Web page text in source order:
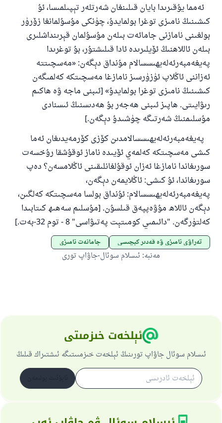
ئەمما يۇقىرىدا بايان قىلىنغان شەرتلەر تېپىلمىسا، ئۇ
كىشىنىڭ نامىزى توغرا بولمايدۇ، چۈنكى مۇسۇلمانغا زۆرۈر
بولغىنى نامازنى جامائەت بىلەن مۇسۇلمان قېرىنداشلىرى
بىلەن ئاللاھنىڭ ئۆيلىرىدە ئادا قىلىشتۇر، بۇ توغرىدا
پەيغەمبەرئەلەيھىسسالام مۇنداق دېگەن: «مەسچىتتە
ئەزاننى ئاڭلاپ ئۈزۈرسىز نامازغا مەسچىتكە كەلمىگەن
كىشىنىڭ نامىزى توغرا بولمايدۇ» [ئىبنى ماجە ۋە ھاكىم
رىۋايىتى. ھاپىز ئىبنى ھەجەر بۇ ھەدىسنىڭ ئىسنادى
مۇسلىمنىڭ شەرتىگە چۈشىدۇ دېگەن.]
پەيغەمبەرئەلەيھىسسالامدىن كۆزى كۆرمەيدىغان ئەما
كىشى مەسچىتكە كەلمەي ئۆيىدە ناماز ئوقۇشقا رۇخسەت
سورىغاندا نامازغا ئەزان ئوقۇلغانلىقىنى ئاڭلامسەن؟ دەپ
سورىغاندا، ئۇ كىشى: ئاڭلايمەن دېگەن،
پەيغەمبەرئەلەيھىسسالام: ئۇنداق بولسا مەسچىتكە كەلگىن،
دېگەن ئاللاھ مۇۋەپپەق قىلسۇن. [مۇسلىم سەھىھ كىتابىدا
كەلتۈرگەن. "دائىمىي كومىتېت پەتىۋاسى"8
-توم بەت.
]
تەراۋى نامىزى ۋە قەدىر كېچىسى جامائەت نامىزى
مەنبە: ئىسلام سوئال-جاۋاپ تورى
ئېلخەت خىزمىتى
ئىسلام سوئال جاۋاپ تورىنىڭ ئېلخەت خىزمىىتىگە ئىشتىراك قىلىڭ
ئىئائە